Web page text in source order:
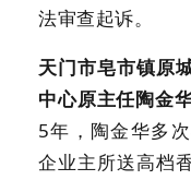
法审查起诉。
天门市皂市镇原
中心原主任陶金
5年，陶金华多
企业主所送高档